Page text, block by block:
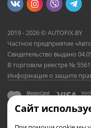
2019 - 2026 © AUTOFIX.BY
Частное предприятие
Свидетельство выдано
В торговом реестре №
Информация о защите
Сайт